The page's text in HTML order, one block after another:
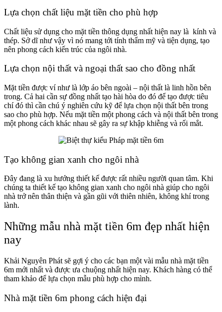
Lựa chọn chất liệu mặt tiền cho phù hợp
Chất liệu sử dụng cho mặt tiền thông dụng nhất hiện nay là kính và
thép. Sở dĩ như vậy vì nó mang tới tính thẩm mỹ và tiện dụng, tạo
nên phong cách kiến trúc của ngôi nhà.
Lựa chọn nội thất và ngoại thất sao cho đồng nhất
Mặt tiền được ví như là lớp áo bên ngoài – nội thất là linh hồn bên
trong. Cả hai cần sự đồng nhất tạo hài hòa do đó để tạo được tiêu
chí đó thì cần chú ý nghiên cứu kỹ để lựa chọn nội thất bên trong
sao cho phù hợp. Nếu mặt tiền một phong cách và nội thất bên trong
một phong cách khác nhau sẽ gây ra sự khập khiễng và rối mắt.
Tạo không gian xanh cho ngôi nhà
Đây đang là xu hướng thiết kế được rất nhiều người quan tâm. Khi
chúng ta thiết kế tạo không gian xanh cho ngôi nhà giúp cho ngôi
nhà trở nên thân thiện và gần gũi với thiên nhiên, không khí trong
lành.
Những mẫu nhà mặt tiền 6m đẹp nhất hiện
nay
Khải Nguyên Phát sẽ gợi ý cho các bạn một vài mẫu nhà mặt tiền
6m mới nhất và được ưa chuộng nhất hiện nay. Khách hàng có thể
tham khảo để lựa chọn mẫu phù hợp cho mình.
Nhà mặt tiền 6m phong cách hiện đại